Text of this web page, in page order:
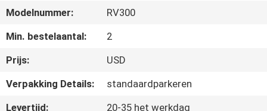
FABRIEKSTOCHT
NEEM
CONTACT
Modelnummer:
RV300
Min. bestelaantal:
2
Prijs:
USD
Verpakking Details:
standaardparkeren
Levertijd:
20-35 het werkdag